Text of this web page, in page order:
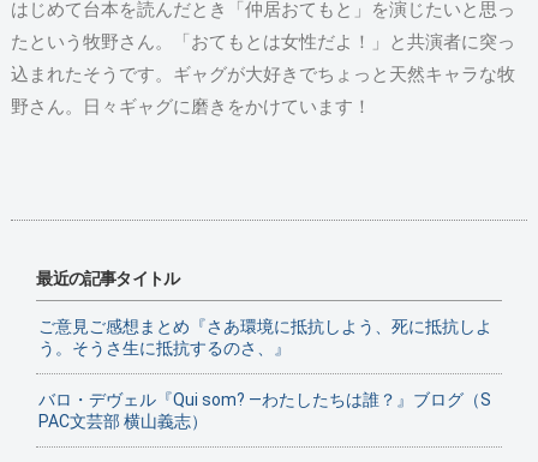
はじめて台本を読んだとき「仲居おてもと」を演じたいと思っ
たという牧野さん。「おてもとは女性だよ！」と共演者に突っ
込まれたそうです。ギャグが大好きでちょっと天然キャラな牧
野さん。日々ギャグに磨きをかけています！
最近の記事タイトル
ご意見ご感想まとめ『さあ環境に抵抗しよう、死に抵抗しよ
う。そうさ生に抵抗するのさ、』
バロ・デヴェル『Qui som? ―わたしたちは誰？』ブログ（S
PAC文芸部 横山義志）